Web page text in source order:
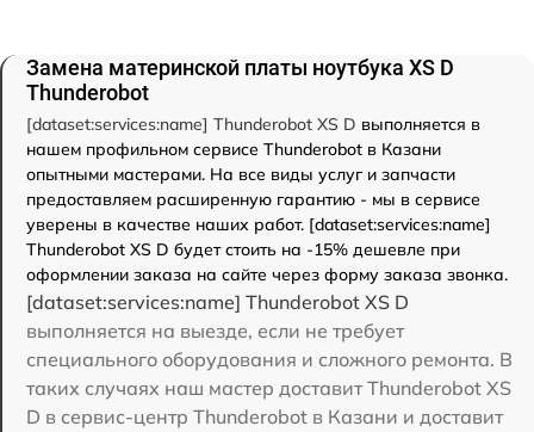
Замена материнской платы ноутбука XS D
Thunderobot
[dataset:services:name] Thunderobot XS D выполняется в
нашем профильном сервисе Thunderobot в Казани
опытными мастерами. На все виды услуг и запчасти
предоставляем расширенную гарантию - мы в сервисе
уверены в качестве наших работ. [dataset:services:name]
Thunderobot XS D будет стоить на -15% дешевле при
оформлении заказа на сайте через форму заказа звонка.
[dataset:services:name] Thunderobot XS D
выполняется на выезде, если не требует
специального оборудования и сложного ремонта. В
таких случаях наш мастер доставит Thunderobot XS
D в сервис-центр Thunderobot в Казани и доставит